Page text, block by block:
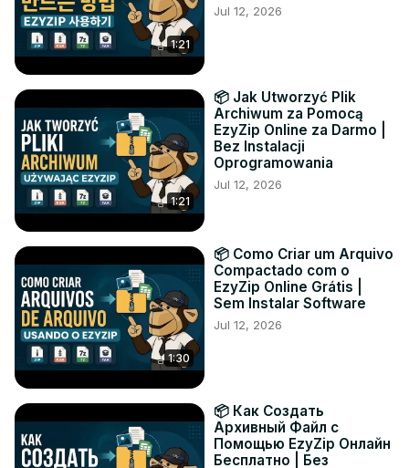
1:21
Jul 12, 2026
1:21
📦 Jak Utworzyć Plik
Archiwum za Pomocą
EzyZip Online za Darmo |
Bez Instalacji
Oprogramowania
Jul 12, 2026
1:30
📦 Como Criar um Arquivo
Compactado com o
EzyZip Online Grátis |
Sem Instalar Software
Jul 12, 2026
📦 Как Создать
Архивный Файл с
Помощью EzyZip Онлайн
Бесплатно | Без